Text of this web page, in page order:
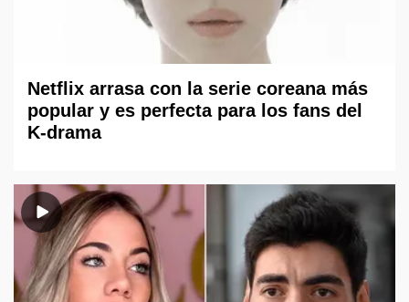
Netflix arrasa con la serie coreana más
popular y es perfecta para los fans del
K-drama